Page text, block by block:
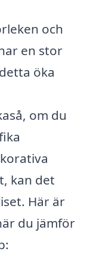
och
en stor
öka
om du
kan det
Här är
du jämför